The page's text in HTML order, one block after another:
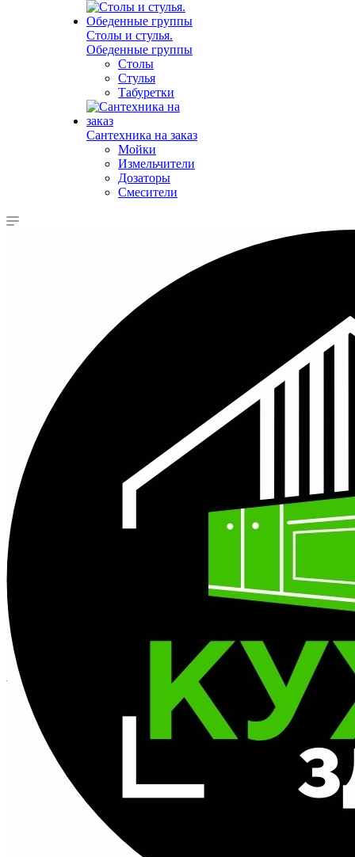
Столы и стулья.
Обеденные группы
Столы
Стулья
Табуретки
Сантехника на заказ
Мойки
Измельчители
Дозаторы
Смесители